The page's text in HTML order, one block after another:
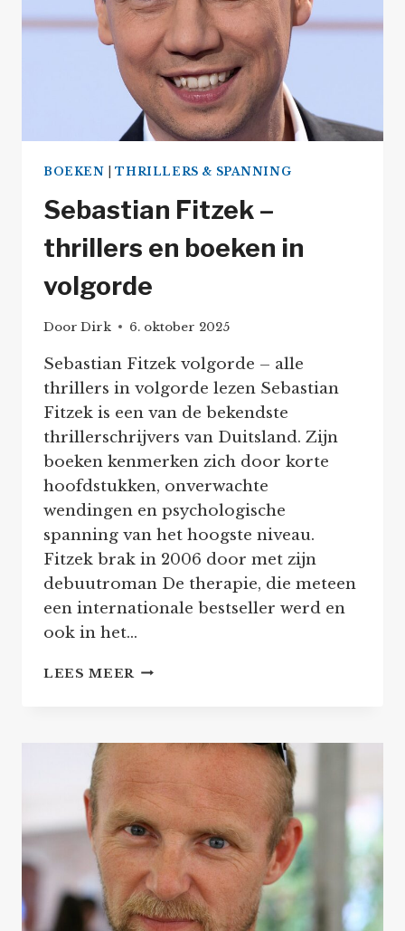
BOEKEN |THRILLERS & SPANNING
Sebastian Fitzek –
thrillers en boeken in
volgorde
Door Dirk 6. oktober 2025
Sebastian Fitzek volgorde – alle
thrillers in volgorde lezen Sebastian
Fitzek is een van de bekendste
thrillerschrijvers van Duitsland. Zijn
boeken kenmerken zich door korte
hoofdstukken, onverwachte
wendingen en psychologische
spanning van het hoogste niveau.
Fitzek brak in 2006 door met zijn
debuutroman De therapie, die meteen
een internationale bestseller werd en
ook in het…
LEES MEER SEBASTIAN
EN
BOEKEN
IN
VOLGORDE